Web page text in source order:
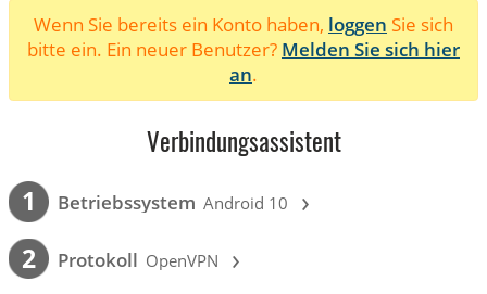
Wenn Sie bereits ein Konto haben, loggen Sie sich
bitte ein. Ein neuer Benutzer? Melden Sie sich hier
an.
Verbindungsassistent
1 Betriebssystem Android 10 ›
2 Protokoll OpenVPN ›